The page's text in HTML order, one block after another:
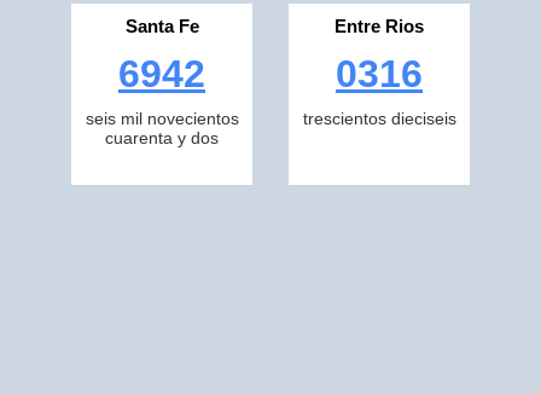
Santa Fe
6942
seis mil novecientos
cuarenta y dos
Entre Rios
0316
trescientos dieciseis